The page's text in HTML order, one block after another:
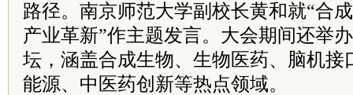
路径。南京师范大学副校长黄和就“合
产业革新”作主题发言。大会期间还举
坛，涵盖合成生物、生物医药、脑机接
能源、中医药创新等热点领域。